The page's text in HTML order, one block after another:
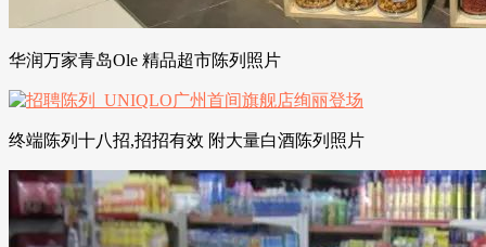
华润万家青岛Ole 精品超市陈列照片
终端陈列十八招,招招有效 附大量白酒陈列照片